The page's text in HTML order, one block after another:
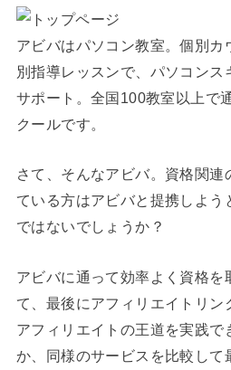
アビバはパソコン教室。個別カ
別指導レッスンで、パソコンス
サポート。全国100教室以上で
クールです。
さて、そんなアビバ。資格関連
ている方はアビバと提携しよ
ではないでしょうか？
アビバに通って効率よく資格を
て、最後にアフィリエイトリン
アフィリエイトの王道を実践で
か、同様のサービスを比較して